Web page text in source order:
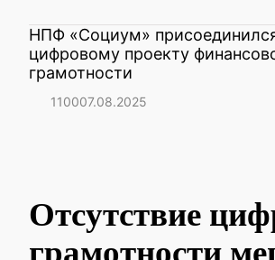
НПФ «Социум»
цифровому проекту
грамотности
110007.08.2025
Отсутствие
грамотности